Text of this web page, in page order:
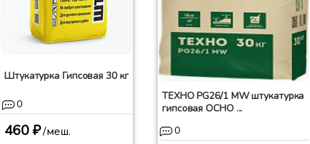
Штукатурка Гипсовая 30 кг
0
460 ₽/меш.
ТЕХНО PG26/1 MW штукатурка
гипсовая ОСНО ...
0